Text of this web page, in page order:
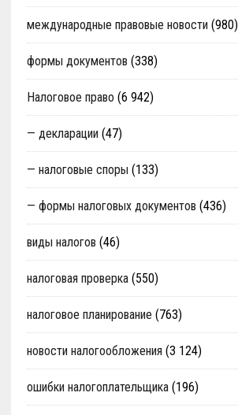
международные правовые новости (980)
формы документов (338)
Налоговое право (6 942)
— декларации (47)
— налоговые споры (133)
— формы налоговых документов (436)
виды налогов (46)
налоговая проверка(550)
налоговое планирование (763)
новости налогообложения (3 124)
ошибки налогоплательщика(196)